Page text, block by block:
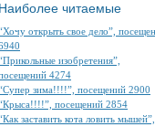
Наиболее читаемые
открыть свое дело”,
изобретения”,
4274
зима!!!!”, посещений 2900
посещений 2854
заставить кота ловить мышей”,